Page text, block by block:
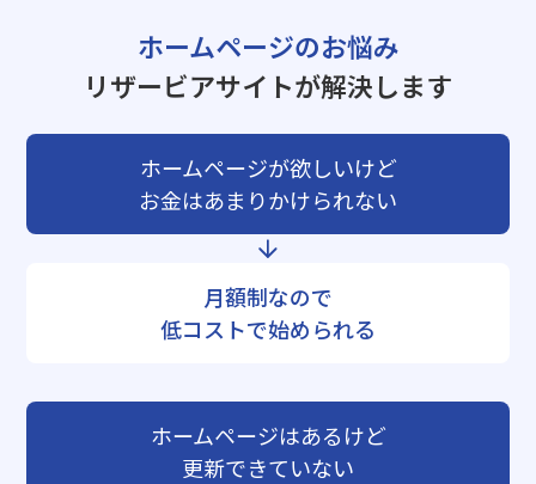
ホームページのお悩み
リザービアサイトが解決します
ホームページが欲しいけど
お金はあまりかけられない
月額制なので
低コストで始められる
ホームページはあるけど
更新できていない